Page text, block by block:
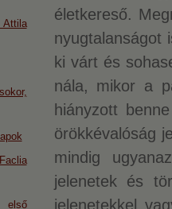
életkereső.
nyugtalanságot
ki várt és
nála, mikor a
hiányzott
örökkévalóság
mindig
jelenetek és
jelenetekkel